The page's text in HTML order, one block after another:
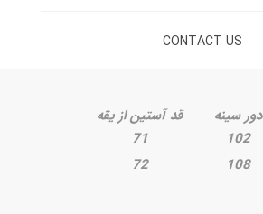
CONTACT US
دور سینه
قد آستین از یقه
102
71
108
72